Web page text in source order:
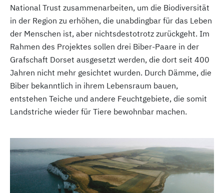
National Trust zusammenarbeiten, um die Biodiversität
in der Region zu erhöhen, die unabdingbar für das Leben
der Menschen ist, aber nichtsdestotrotz zurückgeht. Im
Rahmen des Projektes sollen drei Biber-Paare in der
Grafschaft Dorset ausgesetzt werden, die dort seit 400
Jahren nicht mehr gesichtet wurden. Durch Dämme, die
Biber bekanntlich in ihrem Lebensraum bauen,
entstehen Teiche und andere Feuchtgebiete, die somit
Landstriche wieder für Tiere bewohnbar machen.